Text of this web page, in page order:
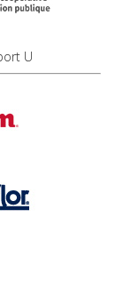
U